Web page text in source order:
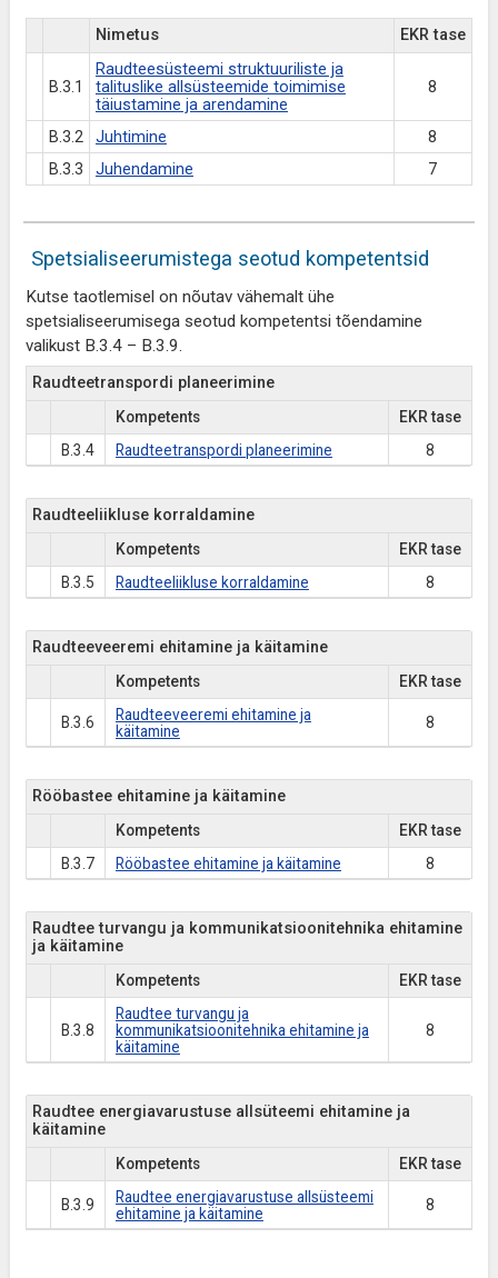
Nimetus EKR tase
B.3.1
Raudteesüsteemi struktuuriliste ja
talituslike allsüsteemide toimimise
täiustamine ja arendamine
8
B.3.2 Juhtimine
8
B.3.3
Juhendamine 7
Spetsialiseerumistega seotud kompetentsid
Kutse taotlemisel on nõutav vähemalt ühe
spetsialiseerumisega seotud kompetentsi tõendamine
valikust B.3.4 – B.3.9.
Raudteetranspordi planeerimine
Kompetents
EKR tase
B.3.4
Raudteetranspordi planeerimine 8
Raudteeliikluse korraldamine
Kompetents
EKR tase
B.3.5
Raudteeliikluse korraldamine 8
Raudteeveeremi ehitamine ja käitamine
Kompetents EKR tase
B.3.6
Raudteeveeremi ehitamine ja
käitamine
8
Rööbastee ehitamine ja käitamine
Kompetents
EKR tase
B.3.7
Rööbastee ehitamine ja käitamine 8
Raudtee turvangu ja kommunikatsioonitehnika ehitamine
ja käitamine
Kompetents EKR tase
B.3.8
Raudtee turvangu ja
kommunikatsioonitehnika ehitamine ja
käitamine
8
Raudtee energiavarustuse allsüteemi ehitamine ja
käitamine
Kompetents EKR tase
B.3.9
Raudtee energiavarustuse allsüsteemi
ehitamine ja käitamine
8